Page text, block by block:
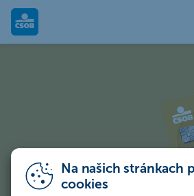
Na našich stránkach
cookies
S prémiovou embosovanou kreditnou
získate prístup k jedinečným benefitom
spríjemnia cestovanie aj každodenný
Mám záujem